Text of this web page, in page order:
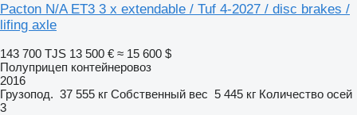
Pacton N/A ET3 3 x extendable / Tuf 4-2027 / disc brakes /
lifing axle
143 700 TJS 13 500 € ≈ 15 600 $
Полуприцеп контейнеровоз
2016
Грузопод. 37 555 кг Собственный вес 5 445 кг Количество осей
3